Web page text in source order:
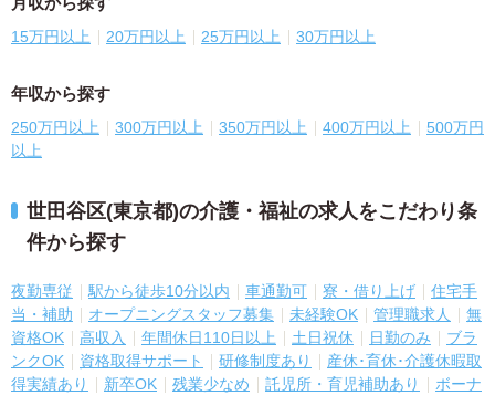
15万円以上 20万円以上 25万円以上 30万円以上
年収から探す
250万円以上 300万円以上 350万円以上 400万円以上
500万円
以上
世田谷区(東京都)の介護・福祉の求人をこだわり条
件から探す
夜勤専従 駅から徒歩10分以内 車通勤可 寮・借り上げ
住宅手
当・補助
オープニングスタッフ募集 未経験OK 管理職求人
無
資格OK
高収入 年間休日110日以上 土日祝休 日勤のみ
ブラ
ンクOK
資格取得サポート 研修制度あり
産休･育休･介護休暇取
得実績あり
新卒OK 残業少なめ 託児所・育児補助あり
ボーナ